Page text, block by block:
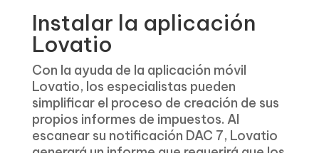
Instalar la aplicación
Lovatio
Con la ayuda de la aplicación móvil
Lovatio, los especialistas pueden
simplificar el proceso de creación de sus
propios informes de impuestos. Al
escanear su notificación DAC 7, Lovatio